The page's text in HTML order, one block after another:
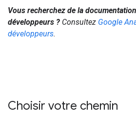
Vous recherchez de la
développeurs ? Consultez Google
développeurs.
Choisir votre chemin